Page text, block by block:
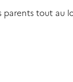
parents tout au